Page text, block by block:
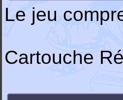
Le jeu
Cartouche